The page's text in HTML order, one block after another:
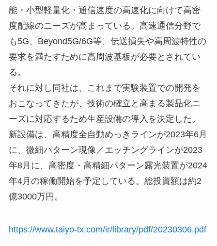
能・小型軽量化・通信速度の高速化に向けて高密
度配線のニーズが高まっている。高速通信分野で
も5G、Beyond5G/6G等、伝送損失や高周波特性の
要求を満たすために高周波基板が必要とされてい
る。
それに対し同社は、これまで実験装置での開発を
おこなってきたが、技術の確立と高まる製品化ニ
ーズに対応するため生産設備の導入を決定した。
新設備は、高精度全自動めっきラインが2023年6月
に、微細パターン現像／エッチングラインが2023
年8月に、高密度・高精細パターン露光装置が2024
年4月の稼働開始を予定している。総投資額は約2
億3000万円。
https://www.taiyo-tx.com/ir/library/pdf/20230306.pdf